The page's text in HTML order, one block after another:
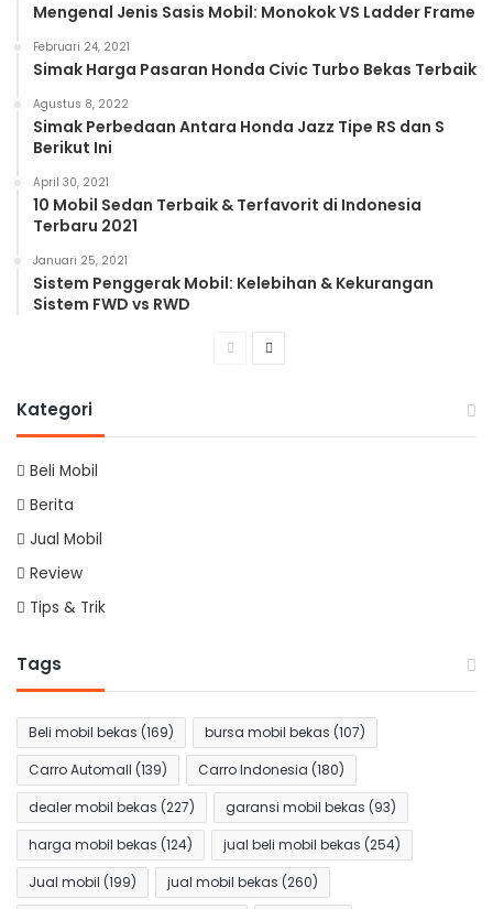
Mengenal Jenis Sasis Mobil: Monokok VS Ladder Frame
Februari 24, 2021
Simak Harga Pasaran Honda Civic Turbo Bekas Terbaik
Agustus 8, 2022
Simak Perbedaan Antara Honda Jazz Tipe RS dan S
Berikut Ini
April 30, 2021
10 Mobil Sedan Terbaik & Terfavorit di Indonesia
Terbaru 2021
Januari 25, 2021
Sistem Penggerak Mobil: Kelebihan & Kekurangan
Sistem FWD vs RWD
PreviousNext
Kategori
Beli Mobil
Berita
Jual Mobil
Review
Tips & Trik
Tags
Beli mobil bekas (169) bursa mobil bekas (107)
Carro Automall (139) Carro Indonesia (180)
dealer mobil bekas (227) garansi mobil bekas (93)
harga mobil bekas (124) jual beli mobil bekas (254)
Jual mobil (199) jual mobil bekas (260)